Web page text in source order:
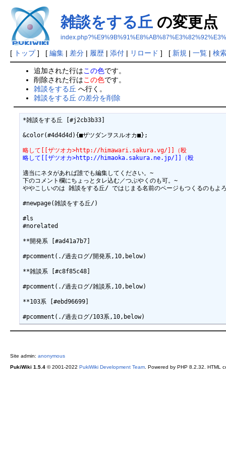
雑談をする丘の変更点
[ トップ] [ 編集| 差分| 履歴| 添付| リロード ] [ 新規 | 一覧| 検
追加された行はこの色です。
削除された行はこの色です。
雑談をする丘 へ行く。
雑談をする丘 の差分を削除
*雑談をする丘 [#j2cb3b33]
&color(#4d4d4d){■ザツダンヲスルオカ■};
略して[[ザツオカ>http://himawari.sakura.vg/]]（殴
略して[[ザツオカ>http://himaoka.sakura.ne.jp/]]（殴
適当にネタがあれば誰でも編集してください。~
下のコメント欄にちょっとタレ込む／つぶやくのも可。~
ややこしいのは 雑談をする丘/ ではじまる名前のページもつくるのもよ
#newpage(雑談をする丘/)
#ls
#norelated
**開発系 [#ad41a7b7]
#pcomment(./過去ログ/開発系,10,below)
**雑談系 [#c8f85c48]
#pcomment(./過去ログ/雑談系,10,below)
**103系 [#ebd96699]
Site admin: anonymous
PukiWiki 1.5.4© 2001-2022 PukiWiki Development Team. Powered by PHP 8.2.32. HTML